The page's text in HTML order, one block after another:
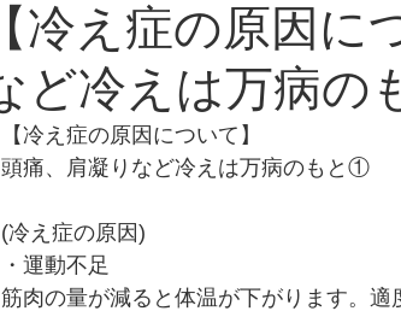
血圧の症状 頭部の症状 頭痛
睡眠障害、不眠症 花粉症(アレルギー
耳鳴り、難聴
冷え症の原因に
ど冷えは万病の
【冷え症の原因について】
頭痛、肩凝りなど冷えは万病のもと①
(冷え症の原因)
・運動不足
筋肉の量が減ると体温が下がります。適